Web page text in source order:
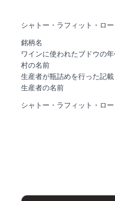
シャトー・ラフィット・ロ
銘柄名
ワインに使われたブドウの
村の名前
生産者が瓶詰めを行った記載
生産者の名前
シャトー・ラフィット・ロ